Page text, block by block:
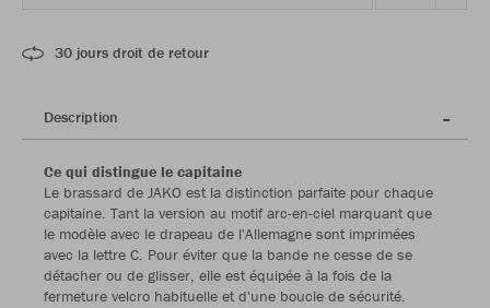
30 jours droit de retour
Description
Ce qui distingue le capitaine
Le brassard de JAKO est la distinction parfaite pour chaque
capitaine. Tant la version au motif arc-en-ciel marquant que
le modèle avec le drapeau de l'Allemagne sont imprimées
avec la lettre C. Pour éviter que la bande ne cesse de se
détacher ou de glisser, elle est équipée à la fois de la
fermeture velcro habituelle et d'une boucle de sécurité.